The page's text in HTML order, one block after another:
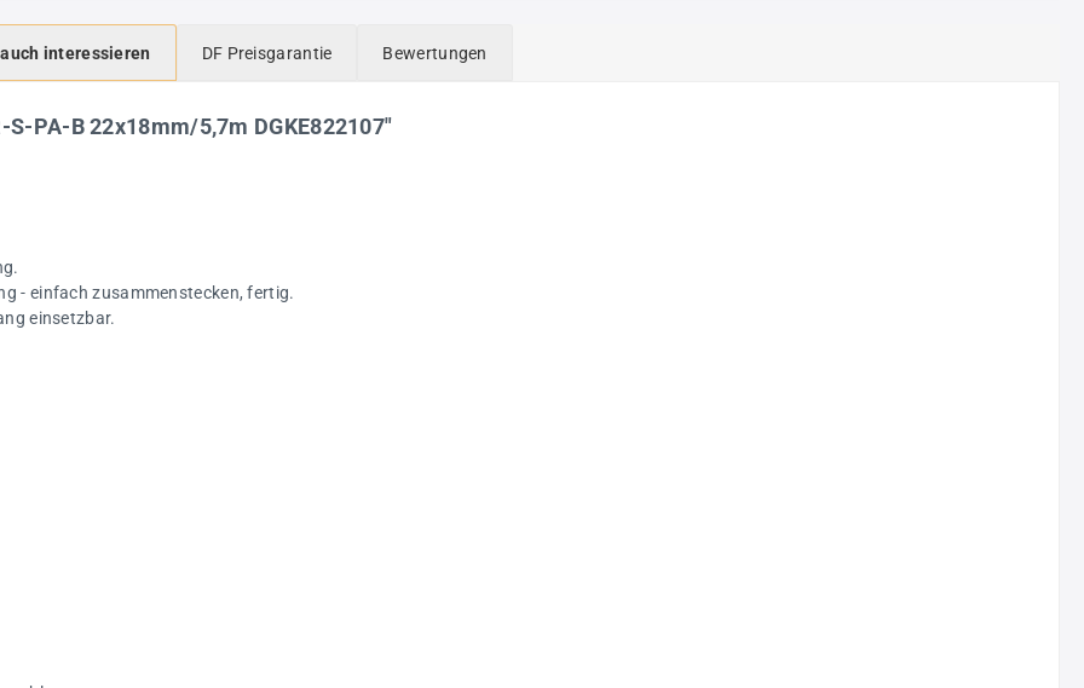
interessieren DF Preisgarantie Bewertungen
PA-B 22x18mm/5,7m DGKE822107"
- einfach zusammenstecken, fertig.
einsetzbar.